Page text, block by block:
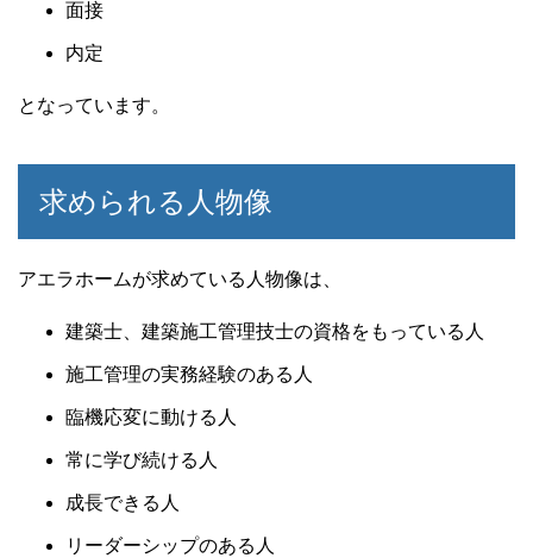
面接
内定
となっています。
求められる人物像
アエラホームが求めている人物像は、
建築士、建築施工管理技士の資格をもっている人
施工管理の実務経験のある人
臨機応変に動ける人
常に学び続ける人
成長できる人
リーダーシップのある人